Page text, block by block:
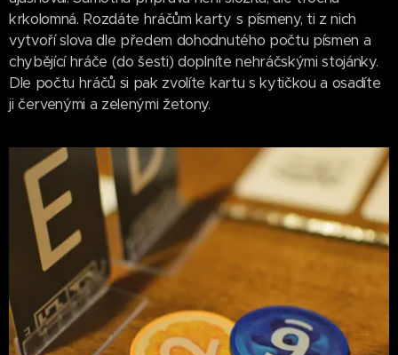
krkolomná. Rozdáte hráčům karty s písmeny, ti z nich
vytvoří slova dle předem dohodnutého počtu písmen a
chybějící hráče (do šesti) doplníte nehráčskými stojánky.
Dle počtu hráčů si pak zvolíte kartu s kytičkou a osadíte
ji červenými a zelenými žetony.